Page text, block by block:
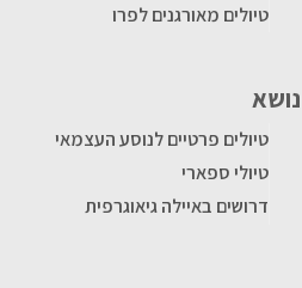
טיולים מאורגנים לפרו
טיולים פרטיים לנוסע העצמאי
טיולי ספארי
דרושים באיילה גיאוגרפית